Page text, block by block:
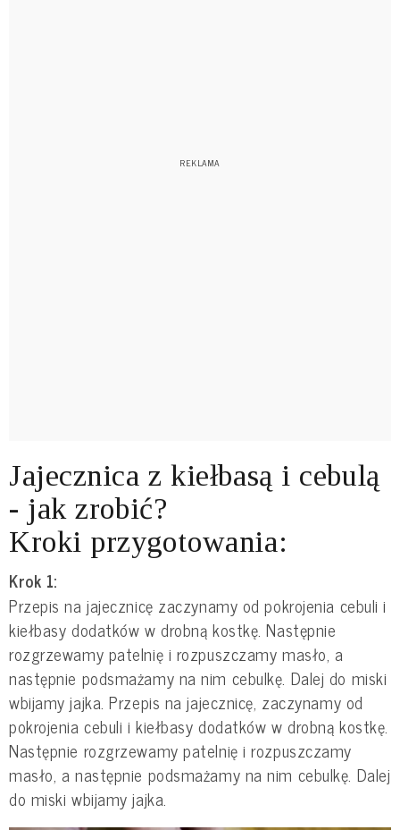
Jajecznica z kiełbasą i cebulą
- jak zrobić?
Kroki przygotowania:
Krok 1:
Przepis na jajecznicę zaczynamy od pokrojenia cebuli i
kiełbasy dodatków w drobną kostkę. Następnie
rozgrzewamy patelnię i rozpuszczamy masło, a
następnie podsmażamy na nim cebulkę. Dalej do miski
wbijamy jajka. Przepis na jajecznicę, zaczynamy od
pokrojenia cebuli i kiełbasy dodatków w drobną kostkę.
Następnie rozgrzewamy patelnię i rozpuszczamy
masło, a następnie podsmażamy na nim cebulkę. Dalej
do miski wbijamy jajka.